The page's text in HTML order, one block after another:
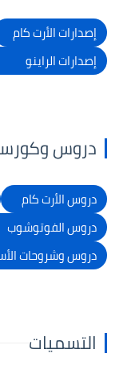
إصدارات الأرت كام
إصدارات الراينو
دروس
دروس الأرت كام
دروس الفوتوشوب
دروس وشروحات
التسميات